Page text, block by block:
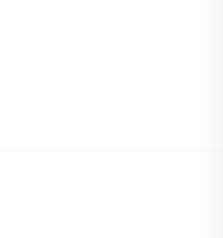
região valorizada do
encontrou o que
sobre
além de